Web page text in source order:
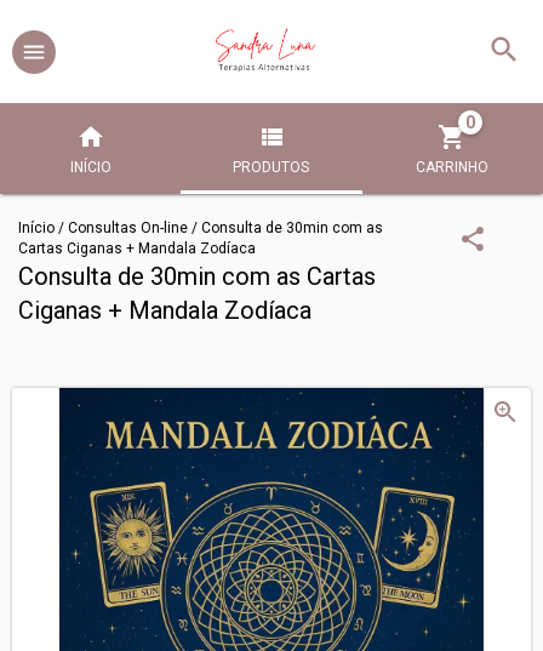
INÍCIO PRODUTOS CARRINHO
0
Início / Consultas On-line / Consulta de 30min com as
Cartas Ciganas + Mandala Zodíaca
Consulta de 30min com as Cartas
Ciganas + Mandala Zodíaca